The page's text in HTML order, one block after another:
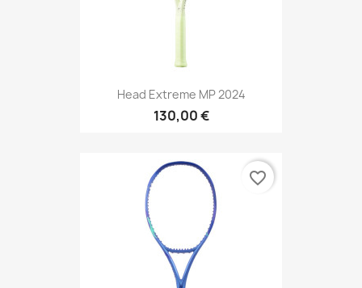
Head Extreme MP 2024
130,00 €
favorite_border